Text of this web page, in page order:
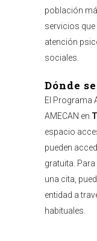
población
servicios que
atención
sociales.
Dónde
El Programa
AMECAN en
espacio
pueden
gratuita.
una cita,
entidad a
habituales.